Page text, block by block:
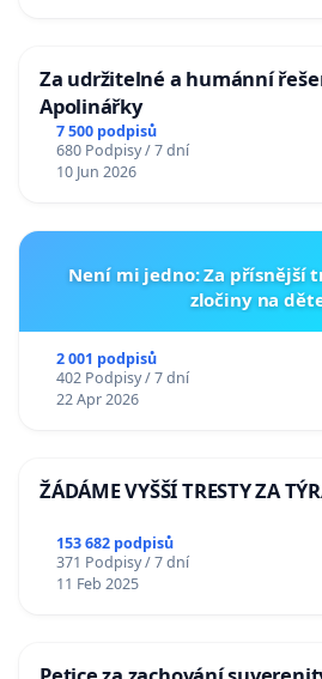
Za udržitelné a humánní
Apolinářky
7 500 podpisů
680 Podpisy / 7 dní
10 Jun 2026
Není mi jedno: Za přísnější
zločiny na
2 001 podpisů
402 Podpisy / 7 dní
22 Apr 2026
ŽÁDÁME VYŠŠÍ TRESTY ZA
153 682 podpisů
371 Podpisy / 7 dní
11 Feb 2025